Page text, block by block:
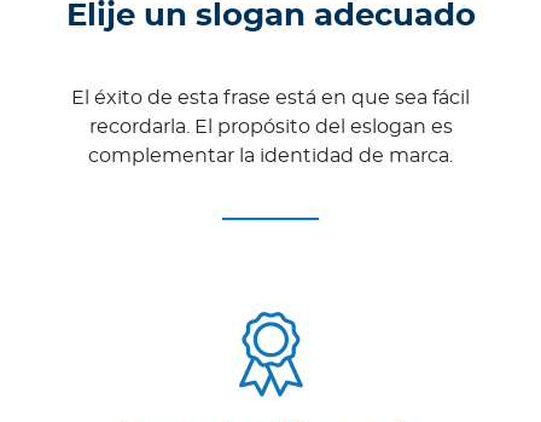
Elije un slogan adecuado
El éxito de esta frase está en que sea fácil
recordarla. El propósito del eslogan es
complementar la identidad de marca.